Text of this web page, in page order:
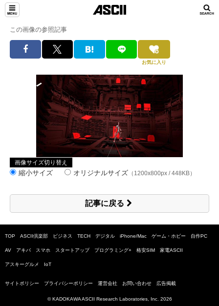
この画像の参照記事
お気に入り
画像サイズ切り替え
縮小サイズ オリジナルサイズ （1200x800px / 448KB）
記事に戻る
TOP ASCII倶楽部 ビジネス TECH デジタル iPhone/Mac ゲーム・ホビー 自作PC
AV アキバ スマホ スタートアップ プログラミング+ 格安SIM 家電ASCII
アスキーグルメ IoT
サイトポリシー プライバシーポリシー 運営会社 お問い合わせ 広告掲載
© KADOKAWA ASCII Research Laboratories, Inc. 2026